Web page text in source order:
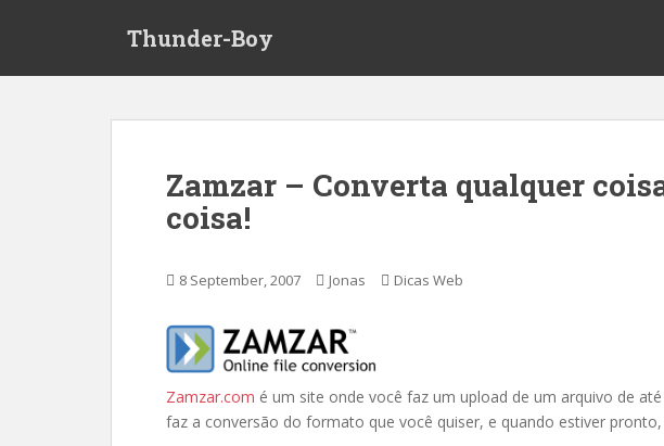
Thunder-Boy
Zamzar – Converta qualquer
coisa!
8 September, 2007 Jonas Dicas Web
Zamzar.com é um site onde você faz um upload de um arquivo de
faz a conversão do formato que você quiser, e quando estiver pronto,